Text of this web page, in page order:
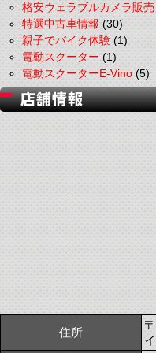
格安ウェラブルカメラ販売
特選中古車情報(30)
親子でバイク体験(1)
電動スクーター(1)
電動スクーターE-Vino(5)
住所